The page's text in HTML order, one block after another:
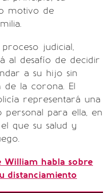
motivo de
judicial,
al desafío de decidir
a su hijo sin
la corona. El
representará una
para ella, en
que su salud y
William habla sobre
distanciamiento